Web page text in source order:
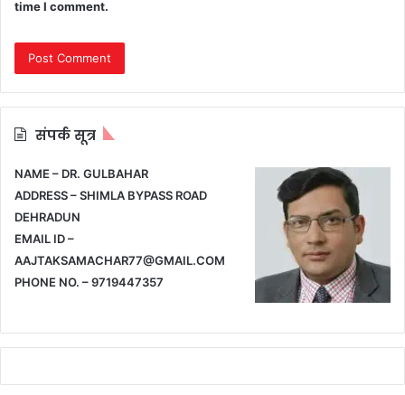
time I comment.
संपर्क सूत्र
NAME – DR. GULBAHAR
ADDRESS – SHIMLA BYPASS ROAD
DEHRADUN
EMAIL ID –
AAJTAKSAMACHAR77@GMAIL.COM
PHONE NO. – 9719447357